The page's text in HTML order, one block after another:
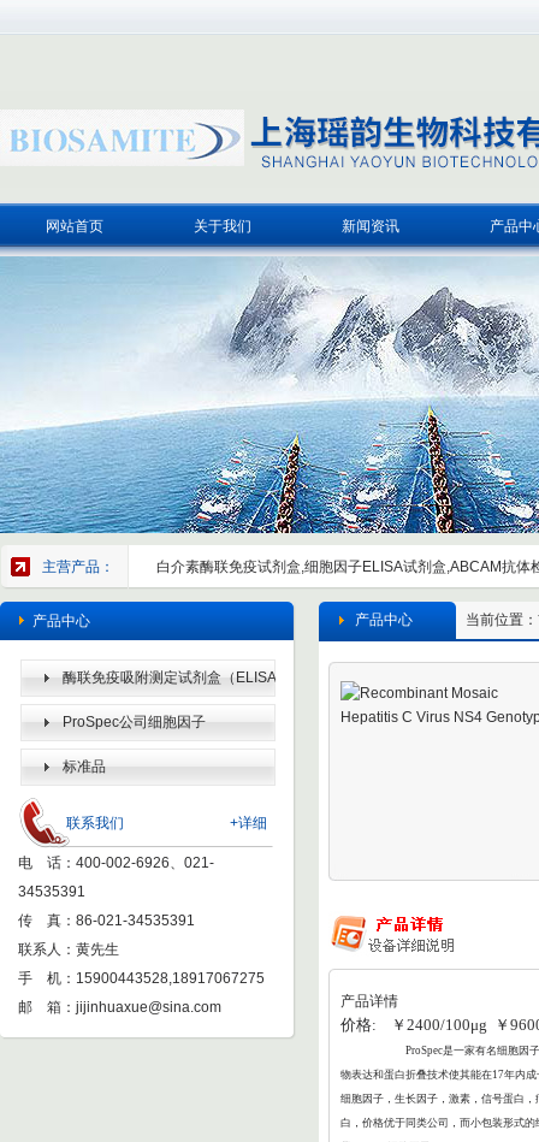
网站首页 关于我们 新闻资讯 产品中
主营产品： 白介素酶联免疫试剂盒,细胞因子ELISA试剂盒,ABCAM抗体
产品中心
酶联免疫吸附测定试剂盒（ELISA
KIT） ProSpec公司细胞因子
标准品
+详细
联系我们
电 话：400-002-6926、021-
34535391
传 真：86-021-34535391
联系人：黄先生
手 机：15900443528,18917067275
邮 箱： jijinhuaxue@sina.com
当前位置：
产品中心
产品详情
价格: ￥2400/100μg ￥
ProSpec是一家有名细胞因
物表达和蛋白折叠技术使其能在17年内
细胞因子，生长因子，激素，信号蛋白
白，价格优于同类公司，而小包装形式